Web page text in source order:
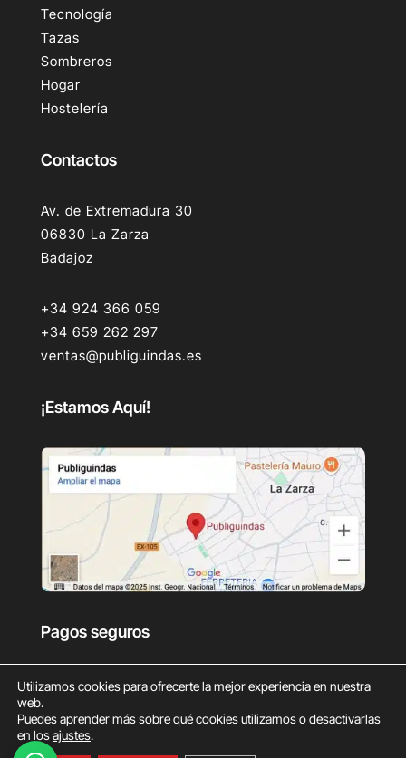
Tecnología
Tazas
Sombreros
Hogar
Hostelería
Contactos
Av. de Extremadura 30
06830 La Zarza
Badajoz
+34 924 366 059
+34 659 262 297
ventas@publiguindas.es
¡Estamos Aquí!
Pagos seguros
Utilizamos cookies para ofrecerte la mejor experiencia en nuestra
web.
Puedes aprender más sobre qué cookies utilizamos o desactivarlas
en losajustes.